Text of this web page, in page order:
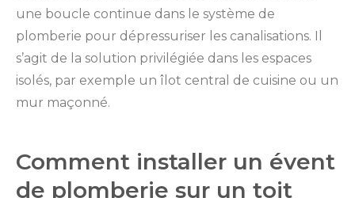
une boucle continue dans le système de
plomberie pour dépressuriser les canalisations. Il
s’agit de la solution privilégiée dans les espaces
isolés, par exemple un îlot central de cuisine ou un
mur maçonné.
Comment installer un évent
de plomberie sur un toit